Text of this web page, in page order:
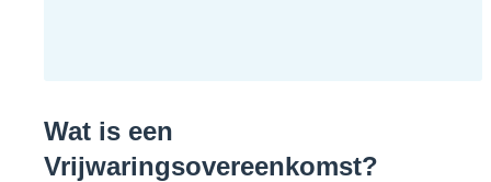
Wat is een
Vrijwaringsovereenkomst?